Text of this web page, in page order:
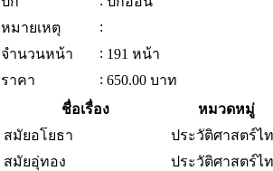
หมายเหตุ
:
จำนวนหน้า
: 191 หน้า
ราคา
: 650.00 บาท
ชื่อเรื่อง
หมวดหมู่
สมัยอโยธา
ประวัติศาสตร์ไ
สมัยอุ่ทอง
ประวัติศาสตร์ไ